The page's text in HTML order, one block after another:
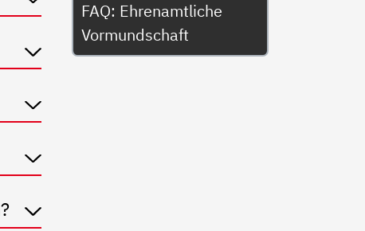
FAQ: Ehrenamtliche
Vormundschaft